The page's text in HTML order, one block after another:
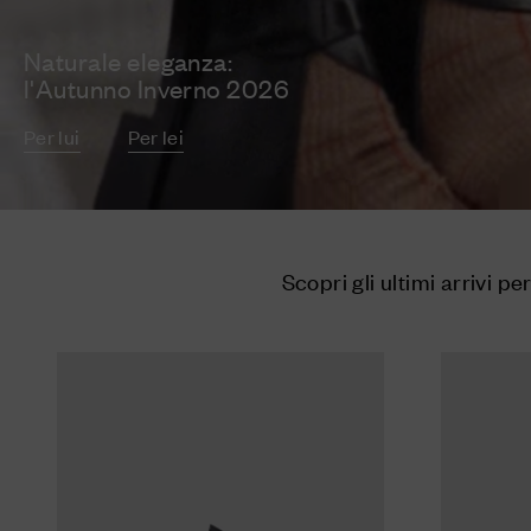
Naturale eleganza:
l'Autunno Inverno 2026
Per lui Per lei
Scopri gli ultimi arrivi